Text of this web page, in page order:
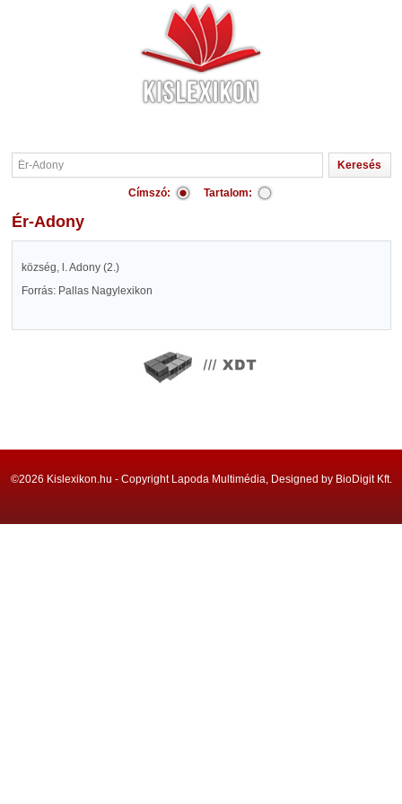
Címszó: Tartalom:
Ér-Adony
község, l. Adony (2.)
Forrás: Pallas Nagylexikon
©2026 Kislexikon.hu - Copyright Lapoda Multimédia, Designed by BioDigit Kft.